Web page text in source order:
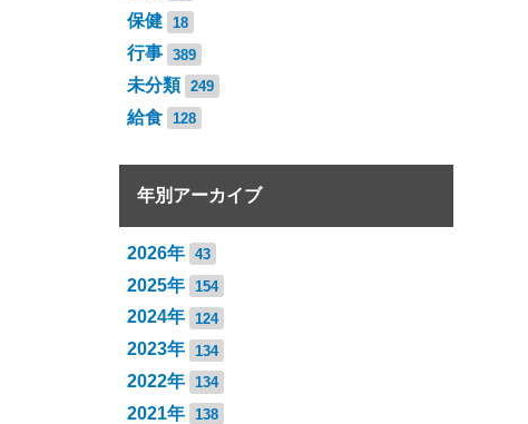
保健 18
行事 389
未分類 249
給食 128
年別アーカイブ
2026年 43
2025年 154
2024年 124
2023年 134
2022年 134
2021年 138